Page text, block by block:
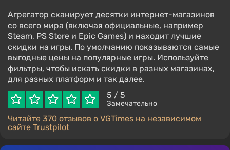
Агрегатор сканирует десятки интернет-магазинов
со всего мира (включая официальные, например
Steam, PS Store и Epic Games) и находит лучшие
скидки на игры. По умолчанию показываются самые
выгодные цены на популярные игры. Используйте
фильтры, чтобы искать скидки в разных магазинах,
для разных платформ и так далее.
5 / 5
Замечательно
Читайте 370 отзывов о VGTimes на независимом
сайте Trustpilot